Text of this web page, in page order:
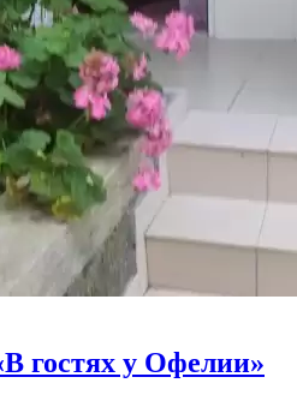
гостях у Офелии»